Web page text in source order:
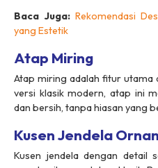
Baca Juga: Rekomendasi
yang Estetik
Atap Miring
Atap miring adalah fitur utama
versi klasik modern, atap ini
dan bersih, tanpa hiasan yang
Kusen Jendela
Kusen jendela dengan detail